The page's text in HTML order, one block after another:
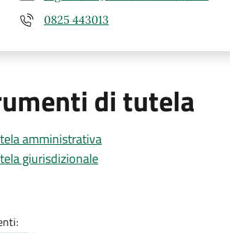
0825 443013
di tutela
amministrativa
giurisdizionale